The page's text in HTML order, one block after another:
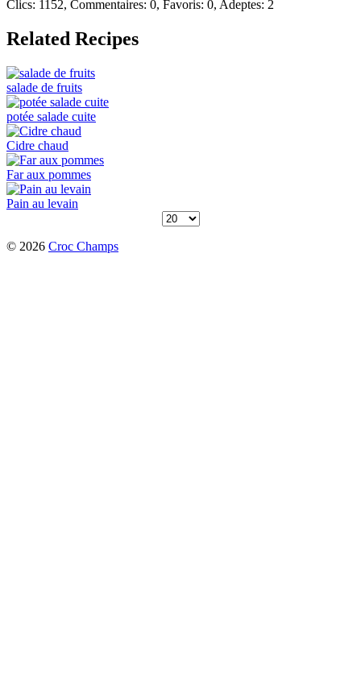
Clics: 1152, Commentaires: 0, Favoris: 0, Adeptes: 2
Related Recipes
salade de fruits
potée salade cuite
Cidre chaud
Far aux pommes
Pain au levain
© 2026 Croc Champs